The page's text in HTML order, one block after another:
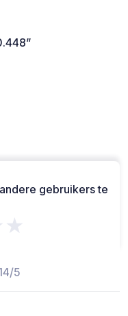
gebruikers te
5